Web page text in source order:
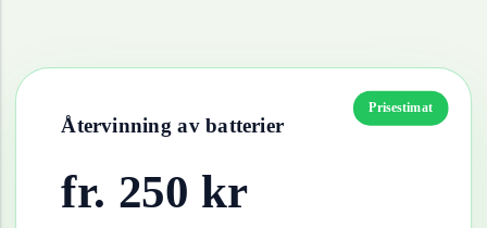
Prisestimat
Återvinning av batterier
fr. 250 kr